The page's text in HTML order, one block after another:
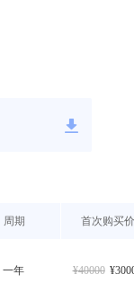
周期 首次购买价
一年 ¥40000 ¥